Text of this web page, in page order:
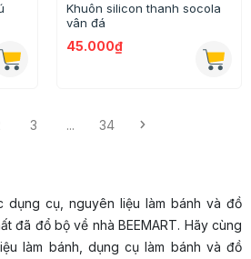
Khuôn silicon thanh socola
vân đá
45.000₫
3 ... 34
dụng cụ, nguyên liệu làm bánh và đồ
đã đổ bộ về nhà BEEMART. Hãy cùng
làm bánh, dụng cụ làm bánh và đồ